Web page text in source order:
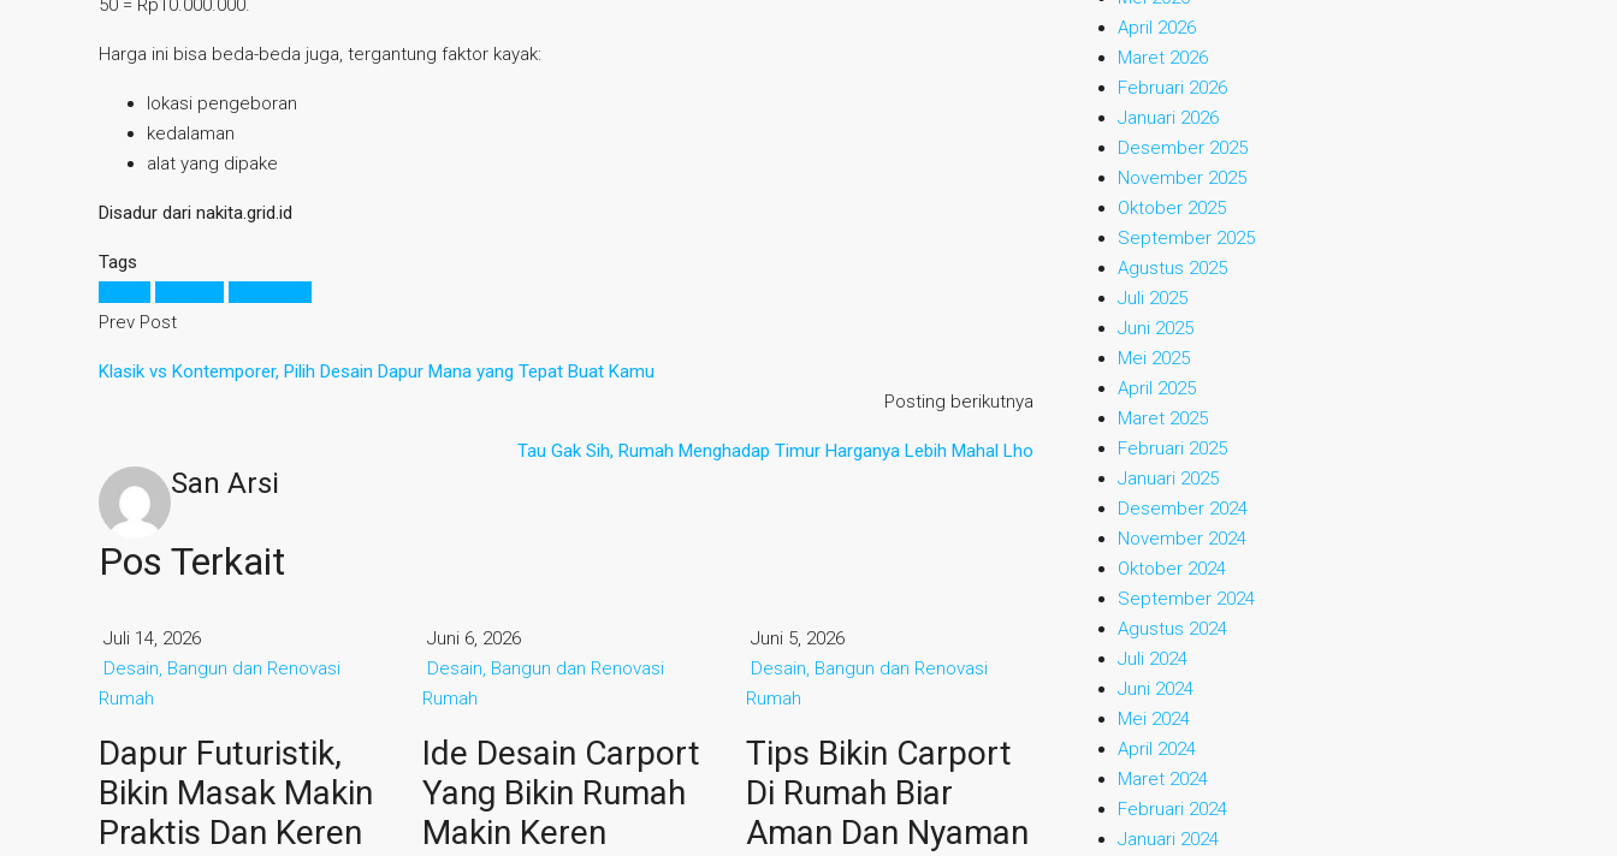
50 = Rp10.000.000.
Harga ini bisa beda-beda juga, tergantung faktor kayak:
lokasi pengeboran
kedalaman
alat yang dipake
Disadur dari nakita.grid.id
Tags
Prev Post
Klasik vs Kontemporer, Pilih Desain Dapur Mana yang Tepat Buat Kamu
Posting berikutnya
Tau Gak Sih, Rumah Menghadap Timur Harganya Lebih Mahal Lho
San Arsi
Pos Terkait
Juli 14, 2026
Desain, Bangun dan Renovasi
Rumah
Dapur Futuristik,
Bikin Masak Makin
Praktis Dan Keren
Juni 6, 2026
Desain, Bangun dan Renovasi
Rumah
Ide Desain Carport
Yang Bikin Rumah
Makin Keren
Juni 5, 2026
Desain, Bangun dan Renovasi
Rumah
Tips Bikin Carport
Di Rumah Biar
Aman Dan Nyaman
April 2026
Maret 2026
Februari 2026
Januari 2026
Desember 2025
November 2025
Oktober 2025
September 2025
Agustus 2025
Juli 2025
Juni 2025
Mei 2025
April 2025
Maret 2025
Februari 2025
Januari 2025
Desember 2024
November 2024
Oktober 2024
September 2024
Agustus 2024
Juli 2024
Juni 2024
Mei 2024
April 2024
Maret 2024
Februari 2024
Januari 2024